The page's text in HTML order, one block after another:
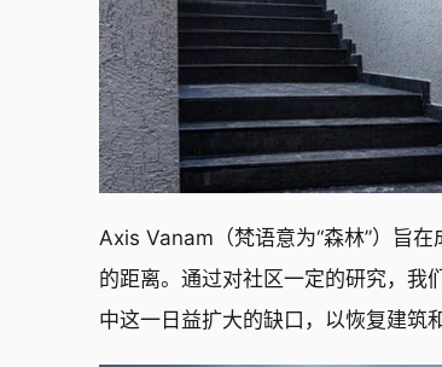
Axis Vanam（梵语意为“森林”）旨
的距离。通过对社区一定的研究，我
中这一日益扩大的缺口，以恢复建筑